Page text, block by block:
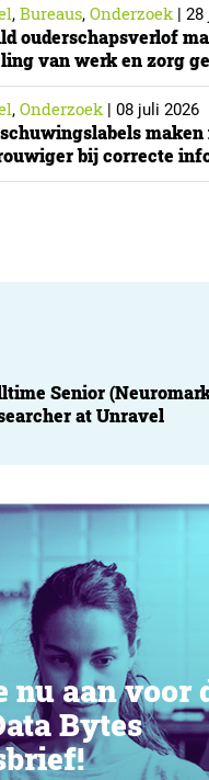
, Bureaus, Onderzoek| 28
ouderschapsverlof
van werk en zorg
, Onderzoek| 08 juli 2026
maken
bij correcte
Senior
at Unravel
nu aan voor
Bytes